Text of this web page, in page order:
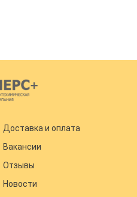
Доставка и оплата
Вакансии
Отзывы
Новости